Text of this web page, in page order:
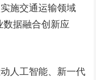
施交通运输领域
数据融合创新应
人工智能、新一代